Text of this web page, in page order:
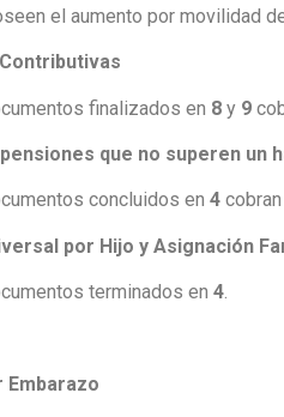
el aumento por movilidad
finalizados en 8 y 9
que no superen un
concluidos en 4
por Hijo y Asignación
terminados en 4.
Embarazo